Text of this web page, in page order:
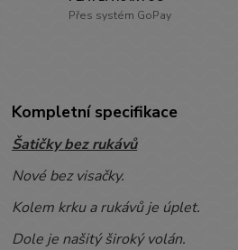
Přes systém GoPay
Kompletní specifikace
Šatičky bez rukávů
Nové bez visačky.
Kolem krku a rukávů je úplet.
Dole je našitý široký volán.